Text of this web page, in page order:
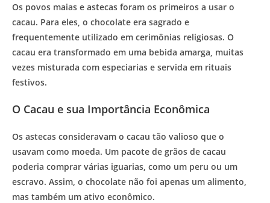
Os povos maias e astecas foram os primeiros a usar o
cacau. Para eles, o chocolate era sagrado e
frequentemente utilizado em cerimônias religiosas. O
cacau era transformado em uma bebida amarga, muitas
vezes misturada com especiarias e servida em rituais
festivos.
O Cacau e sua Importância Econômica
Os astecas consideravam o cacau tão valioso que o
usavam como moeda. Um pacote de grãos de cacau
poderia comprar várias iguarias, como um peru ou um
escravo. Assim, o chocolate não foi apenas um alimento,
mas também um ativo econômico.